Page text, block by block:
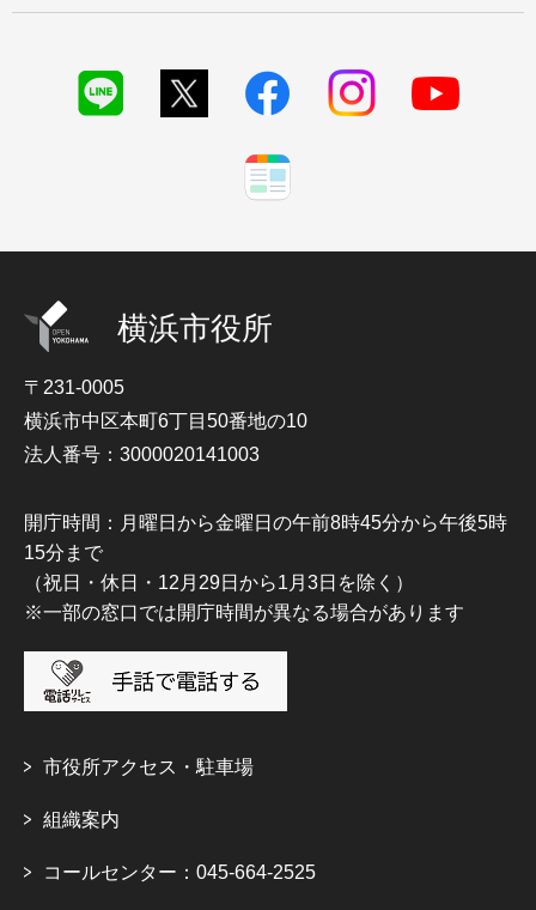
横浜市役所
〒231-0005
横浜市中区本町6丁目50番地の10
法人番号：3000020141003
開庁時間：月曜日から金曜日の午前8時45分から午後5時
15分まで
（祝日・休日・12月29日から1月3日を除く）
※一部の窓口では開庁時間が異なる場合があります
市役所アクセス・駐車場
組織案内
コールセンター：045-664-2525